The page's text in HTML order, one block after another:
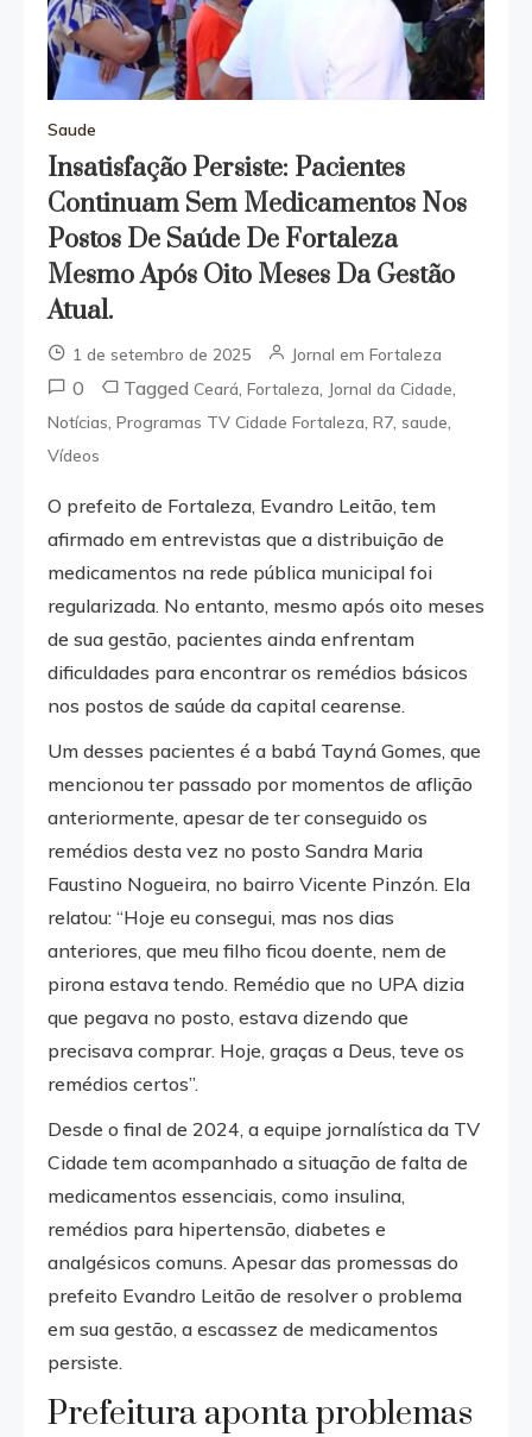
Saude
Insatisfação Persiste: Pacientes
Continuam Sem Medicamentos Nos
Postos De Saúde De Fortaleza
Mesmo Após Oito Meses Da Gestão
Atual.
1 de setembro de 2025 Jornal em Fortaleza
0 Tagged Ceará Fortaleza Jornal da Cidade
Notícias Programas TV Cidade Fortaleza R7 saude
Vídeos
O prefeito de Fortaleza, Evandro Leitão, tem
afirmado em entrevistas que a distribuição de
medicamentos na rede pública municipal foi
regularizada. No entanto, mesmo após oito meses
de sua gestão, pacientes ainda enfrentam
dificuldades para encontrar os remédios básicos
nos postos de saúde da capital cearense.
Um desses pacientes é a babá Tayná Gomes, que
mencionou ter passado por momentos de aflição
anteriormente, apesar de ter conseguido os
remédios desta vez no posto Sandra Maria
Faustino Nogueira, no bairro Vicente Pinzón. Ela
relatou: “Hoje eu consegui, mas nos dias
anteriores, que meu filho ficou doente, nem de
pirona estava tendo. Remédio que no UPA dizia
que pegava no posto, estava dizendo que
precisava comprar. Hoje, graças a Deus, teve os
remédios certos”.
Desde o final de 2024, a equipe jornalística da TV
Cidade tem acompanhado a situação de falta de
medicamentos essenciais, como insulina,
remédios para hipertensão, diabetes e
analgésicos comuns. Apesar das promessas do
prefeito Evandro Leitão de resolver o problema
em sua gestão, a escassez de medicamentos
persiste.
Prefeitura aponta problemas